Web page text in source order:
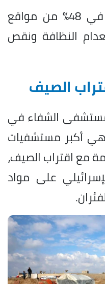
وتنتشر الأمراض الجلدية في 48% من مواقع
النظافة ونقص
الصيف
⁠مستشفى الشفاء في
أكبر مستشفيات
مع اقتراب الصيف،
على مواد